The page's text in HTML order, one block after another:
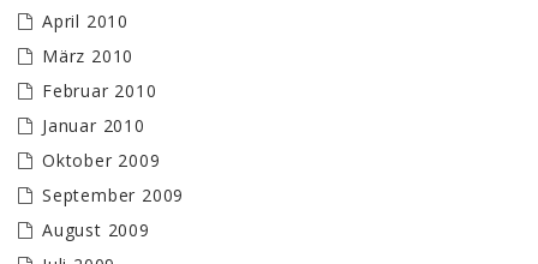
April 2010
März 2010
Februar 2010
Januar 2010
Oktober 2009
September 2009
August 2009